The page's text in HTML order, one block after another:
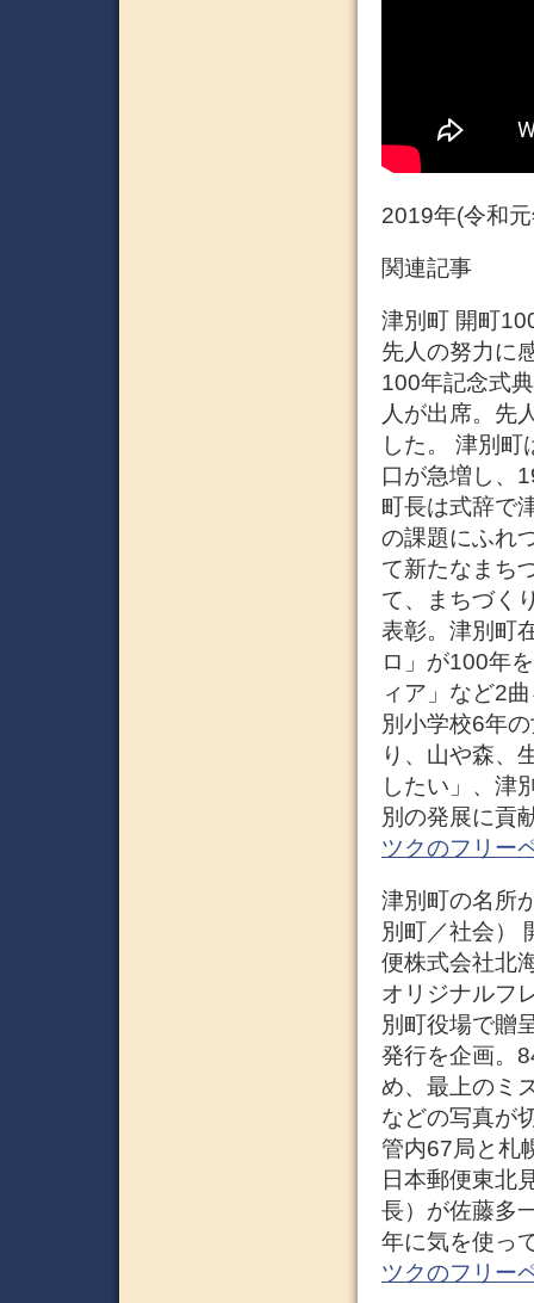
2019年(令和
関連記事
津別町 開町
先人の努力に
100年記念式
人が出席。先
した。 津別
口が急増し、
町長は式辞で
の課題にふれ
て新たなまち
て、まちづく
表彰。津別町
ロ」が100年
ィア」など2
別小学校6年
り、山や森、
したい」、津
別の発展に貢
ツクのフリー
津別町の名所
別町／社会）
便株式会社北
オリジナルフ
別町役場で贈
発行を企画。
め、最上のミ
などの写真が
管内67局と札
日本郵便東北
長）が佐藤多
年に気を使っ
ツクのフリー